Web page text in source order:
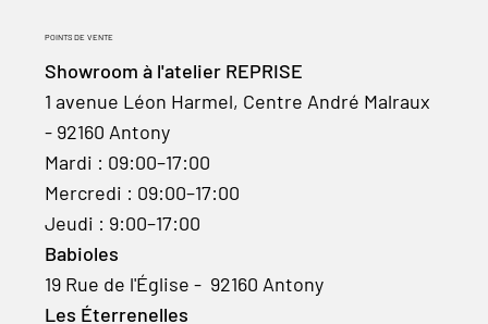
POINTS DE VENTE
Showroom à l'atelier REPRISE
1 avenue Léon Harmel, Centre André Malraux
- 92160 Antony
Mardi : 09:00–17:00
Mercredi : 09:00–17:00
Jeudi : 9:00–17:00
Babioles
19 Rue de l'Église - 92160 Antony
Les Éterrenelles